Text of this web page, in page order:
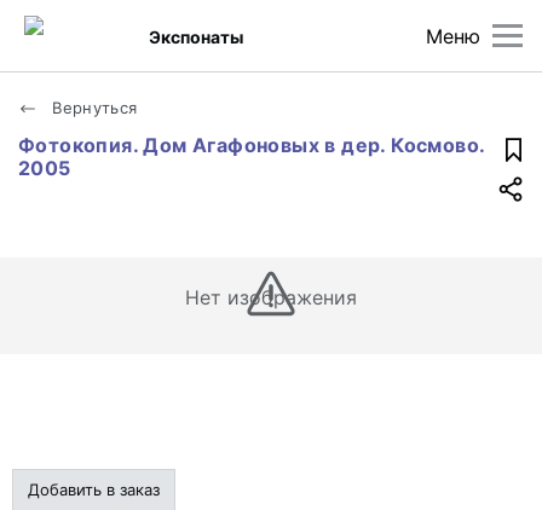
Меню
Экспонаты
Вернуться
Фотокопия. Дом Агафоновых в дер. Космово.
2005
Нет изображения
Добавить в заказ